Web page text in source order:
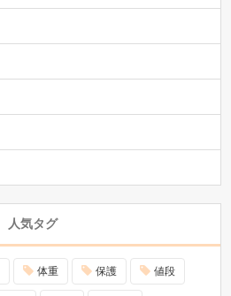
人気タグ
体重 保護 値段